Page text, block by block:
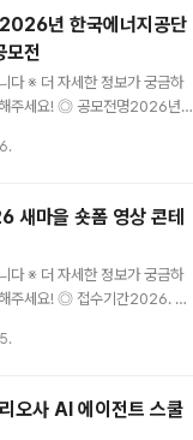
에서 진행됩니다. [연 사]프리
터우아한형제들의 한명수 CC
혁 디자이너오이뮤의 신소현
시옷 인사이트 (네트워킹 프로
스클루시브 키트 (웰컴패키지
는 디자인/타입에 관심있는 누
년 한국에너지공단
모전
다 ※ 더 자세한 정보가 궁금하
주세요! ◎ 공모전명2026년
안전 / 신뢰)를 주제로 한 제안 -
◎ 접수기간2026.7.15(수) ~
[첨부] 제안서 작성 후 공단홈
제출*(공단홈페이지) 국민소통
제안 →신청분야[Do드림 아이
시행① 제안요건 충족여부 등
검토(내용 충실도에 따라 불채
새마을 숏폼 영상 콘테
다 ※ 더 자세한 정보가 궁금하
주세요! ◎ 접수기간2026. 6.
인 또는 4인 이하 팀) ◎ 공모
없는 순수 창작 콘텐츠시간 : 3
)규격 : 16:9 가로형 또는 세로
오사 AI 에이전트 스쿨